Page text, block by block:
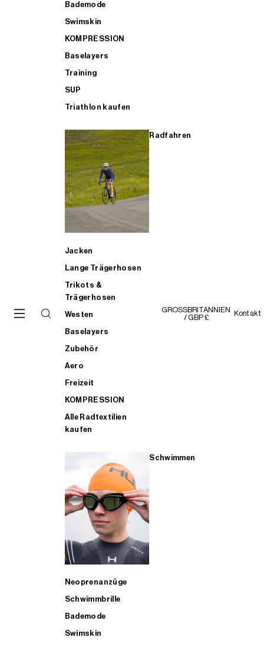
Bademode
Swimskin
KOMPRESSION
Baselayers
Training
SUP
Triathlon kaufen
Radfahren
Jacken
Lange Trägerhosen
Trikots &
Trägerhosen
Westen
Baselayers
Zubehör
Aero
Freizeit
KOMPRESSION
Alle Radtextilien
kaufen
Schwimmen
Neoprenanzüge
Schwimmbrille
Bademode
Swimskin
GROSSBRITANNIEN
/ GBP £
Kontakt